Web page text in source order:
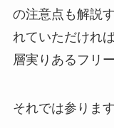
の注意点も解説
れていただけれ
層実りあるフリ
それでは参ります